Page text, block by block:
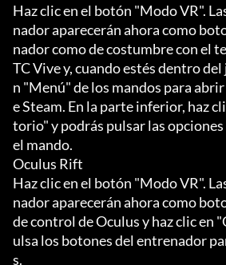
Haz clic en el botón "Modo VR".
nador aparecerán ahora como
nador como de costumbre con el
TC Vive y, cuando estés dentro
n "Menú" de los mandos para
e Steam. En la parte inferior, haz
torio" y podrás pulsar las
el mando.
Oculus Rift
Haz clic en el botón "Modo VR".
nador aparecerán ahora como
de control de Oculus y haz clic en
ulsa los botones del entrenador
s.